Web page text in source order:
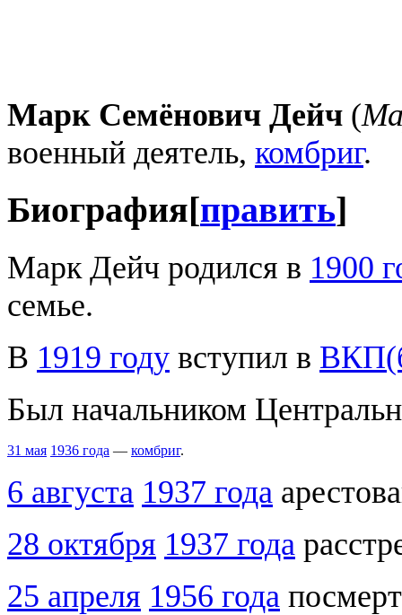
Марк Семёнович Дейч (
военный деятель, комбриг.
Биография[править]
Марк Дейч родился в 1900
семье.
В 1919 году вступил в
Был начальником
31 мая 1936 года — комбриг.
6 августа 1937 года
28 октября 1937 года
25 апреля 1956 года